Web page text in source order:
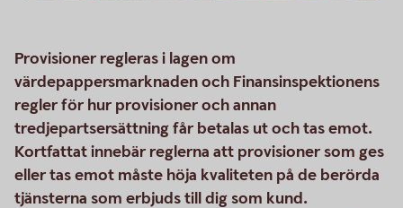
Provisioner regleras i lagen om
värdepappersmarknaden och Finansinspektionens
regler för hur provisioner och annan
tredjepartsersättning får betalas ut och tas emot.
Kortfattat innebär reglerna att provisioner som ges
eller tas emot måste höja kvaliteten på de berörda
tjänsterna som erbjuds till dig som kund.